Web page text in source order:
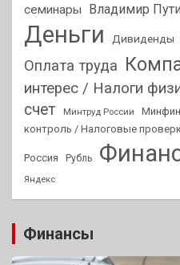
семинары
Владимир
Деньги Дивиденды
Оплата труда
интерес / Налоги
счет
Минтруд России Минфин
контроль / Налоговые
Россия Рубль
Яндекс
Финансы